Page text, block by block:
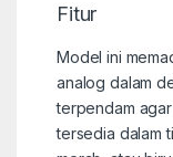
Fitur
Model ini
analog dalam
terpendam
tersedia dalam